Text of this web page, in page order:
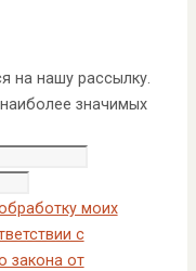
на нашу рассылку.
значимых
моих
с
закона от